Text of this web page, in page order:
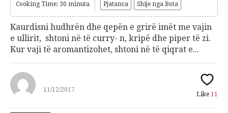
Cooking Time: 30 minuta Pjatanca Shije nga Bota
Kaurdisni hudhrën dhe qepën e grirë imët me vajin
e ullirit, shtoni në të curry- n, kripë dhe piper të zi.
Kur vaji të aromantizohet, shtoni në të qiqrat e...
11/12/2017
Like 11